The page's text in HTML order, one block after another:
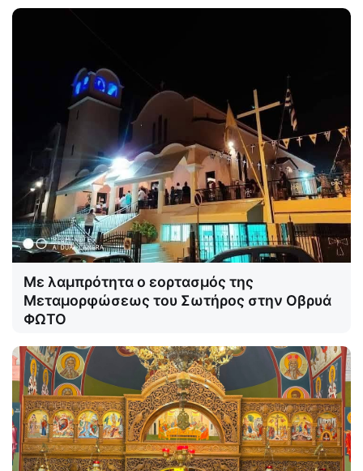
Με λαμπρότητα ο εορτασμός της
Μεταμορφώσεως του Σωτήρος στην Οβρυά
ΦΩΤΟ